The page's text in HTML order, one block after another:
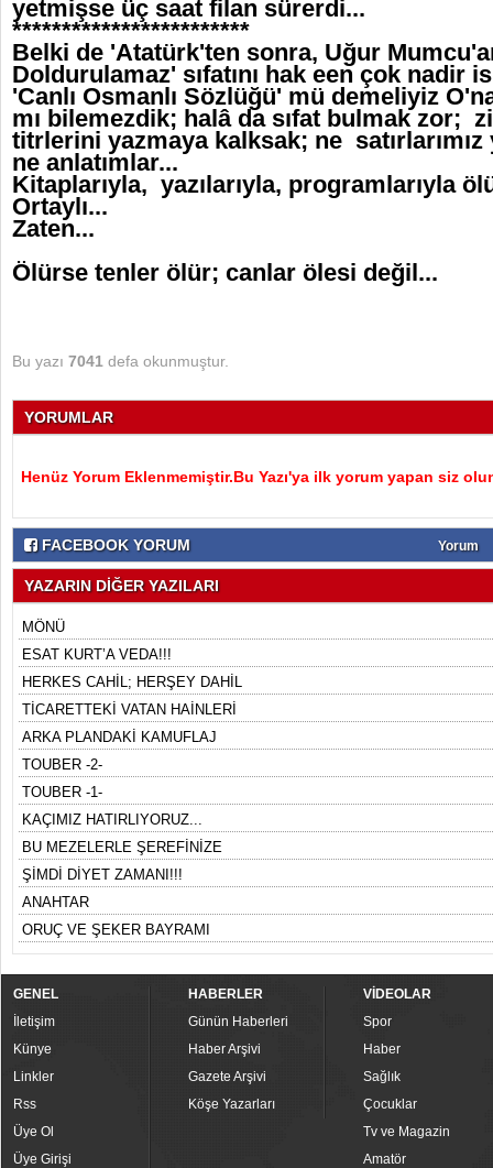
yetmişse üç saat filan sürerdi...
************************
Belki de 'Atatürk'ten sonra, Uğur
Doldurulamaz' sıfatını hak een çok nadir
'Canlı Osmanlı Sözlüğü' mü demeliyiz
mı bilemezdik; halâ da sıfat bulmak zor;
titrlerini yazmaya kalksak; ne
ne anlatımlar...
Kitaplarıyla, yazılarıyla, programlarıyla
Ortaylı...
Zaten...
Ölürse tenler ölür; canlar ölesi değil...
Bu yazı 7041 defa okunmuştur.
YORUMLAR
Henüz Yorum Eklenmemiştir.Bu Yazı'ya ilk yorum yapan siz
FACEBOOK YORUM Yorum
YAZARIN DİĞER YAZILARI
MÖNÜ
ESAT KURT’A VEDA!!!
HERKES CAHİL; HERŞEY DAHİL
TİCARETTEKİ VATAN HAİNLERİ
ARKA PLANDAKİ KAMUFLAJ
TOUBER -2-
TOUBER -1-
KAÇIMIZ HATIRLIYORUZ...
BU MEZELERLE ŞEREFİNİZE
ŞİMDİ DİYET ZAMANI!!!
ANAHTAR
ORUÇ VE ŞEKER BAYRAMI
GENEL
İletişim
Künye
Linkler
Rss
Üye Ol
Üye Girişi
HABERLER
Günün Haberleri
Haber Arşivi
Gazete Arşivi
Köşe Yazarları
VİDEOLAR
Spor
Haber
Sağlık
Çocuklar
Tv ve Magazin
Amatör